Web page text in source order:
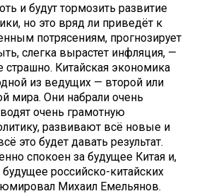
и будут тормозить развитие
но это вряд ли приведёт к
потрясениям, прогнозирует
слегка вырастет инфляция, —
страшно. Китайская экономика
из ведущих — второй или
мира. Они набрали очень
очень грамотную
развивают всё новые и
это будет давать результат.
спокоен за будущее Китая и,
будущее российско-китайских
Михаил Емельянов.